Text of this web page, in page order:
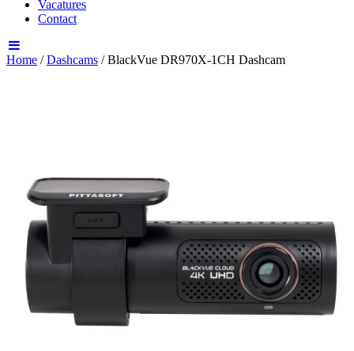
Vacatures
Contact
Home /Dashcams / BlackVue DR970X-1CH Dashcam